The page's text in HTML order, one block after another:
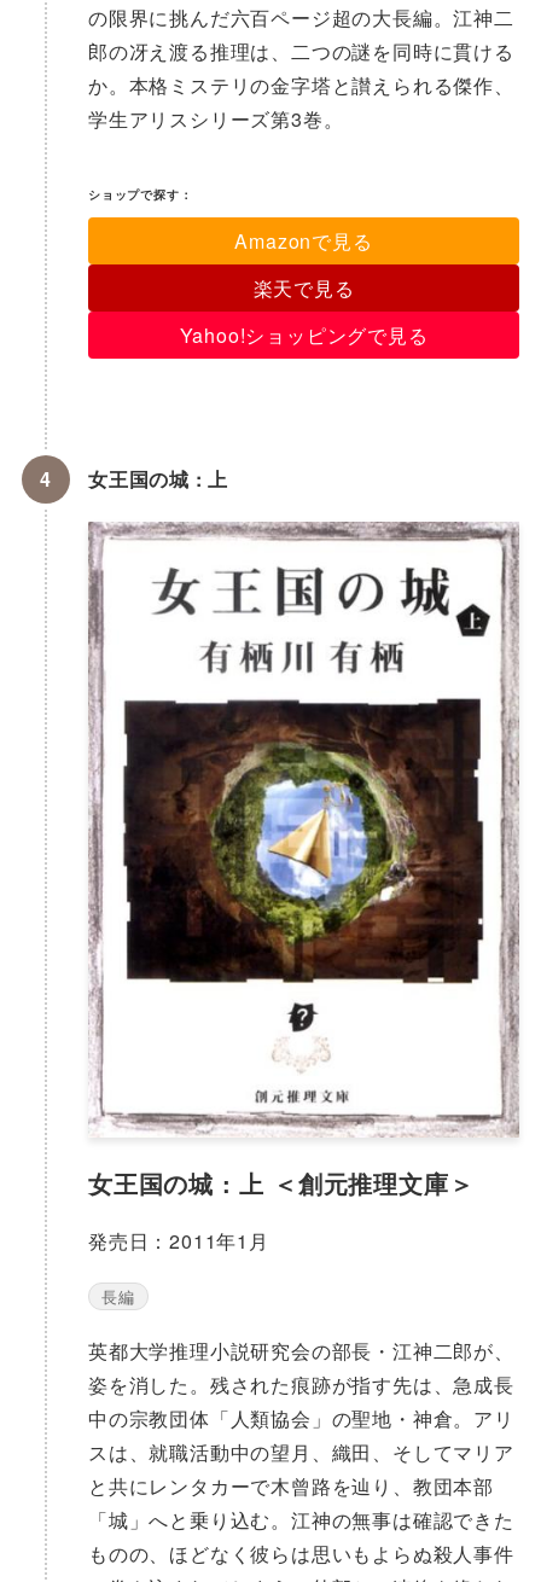
の限界に挑んだ六百ページ超の大長編。江神二
郎の冴え渡る推理は、二つの謎を同時に貫ける
か。本格ミステリの金字塔と讃えられる傑作、
学生アリスシリーズ第3巻。
ショップで探す：
Amazonで見る
楽天で見る
Yahoo!ショッピングで見る
女王国の城 : 上
女王国の城 : 上 ＜創元推理文庫＞
発売日：2011年1月
長編
英都大学推理小説研究会の部長・江神二郎が、
姿を消した。残された痕跡が指す先は、急成長
中の宗教団体「人類協会」の聖地・神倉。アリ
スは、就職活動中の望月、織田、そしてマリア
と共にレンタカーで木曾路を辿り、教団本部
「城」へと乗り込む。江神の無事は確認できた
ものの、ほどなく彼らは思いもよらぬ殺人事件